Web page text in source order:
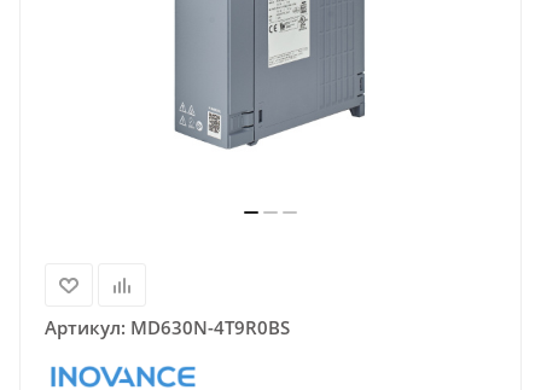
Артикул: MD630N-4T9R0BS